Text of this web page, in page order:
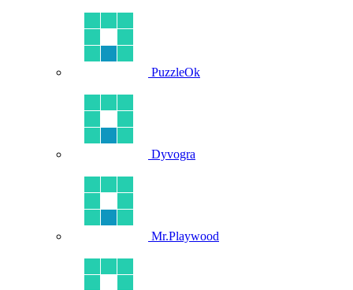
PuzzleOk
Dyvogra
Mr.Playwood